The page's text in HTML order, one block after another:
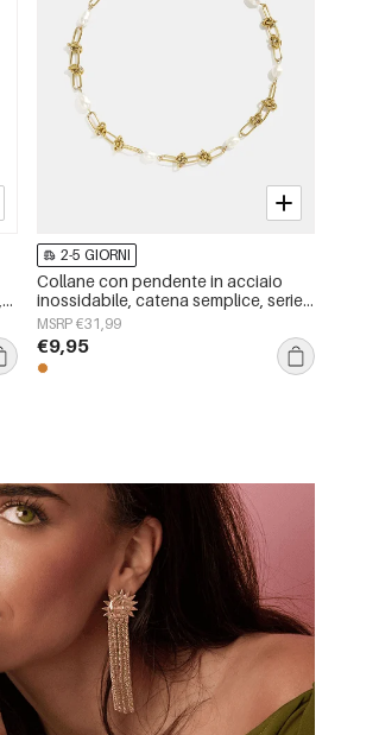
2-5 GIORNI
Collane con pendente in acciaio
inossidabile, catena semplice, serie
Simple Daily, gioielli da donna
MSRP €31,99
€9,95